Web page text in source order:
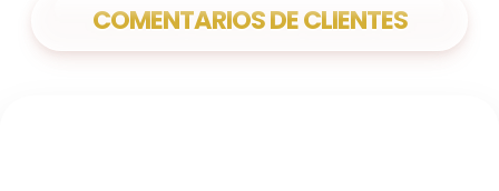
COMENTARIOS DE CLIENTES